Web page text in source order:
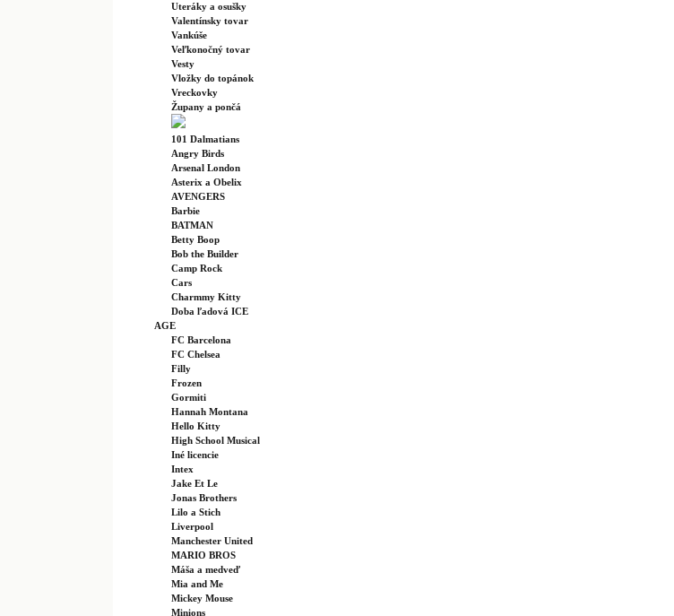
Uteráky a osušky
Valentínsky tovar
Vankúše
Veľkonočný tovar
Vesty
Vložky do topánok
Vreckovky
Župany a pončá
101 Dalmatians
Angry Birds
Arsenal London
Asterix a Obelix
AVENGERS
Barbie
BATMAN
Betty Boop
Bob the Builder
Camp Rock
Cars
Charmmy Kitty
Doba ľadová ICE
AGE
FC Barcelona
FC Chelsea
Filly
Frozen
Gormiti
Hannah Montana
Hello Kitty
High School Musical
Iné licencie
Intex
Jake Et Le
Jonas Brothers
Lilo a Stich
Liverpool
Manchester United
MARIO BROS
Máša a medveď
Mia and Me
Mickey Mouse
Minions